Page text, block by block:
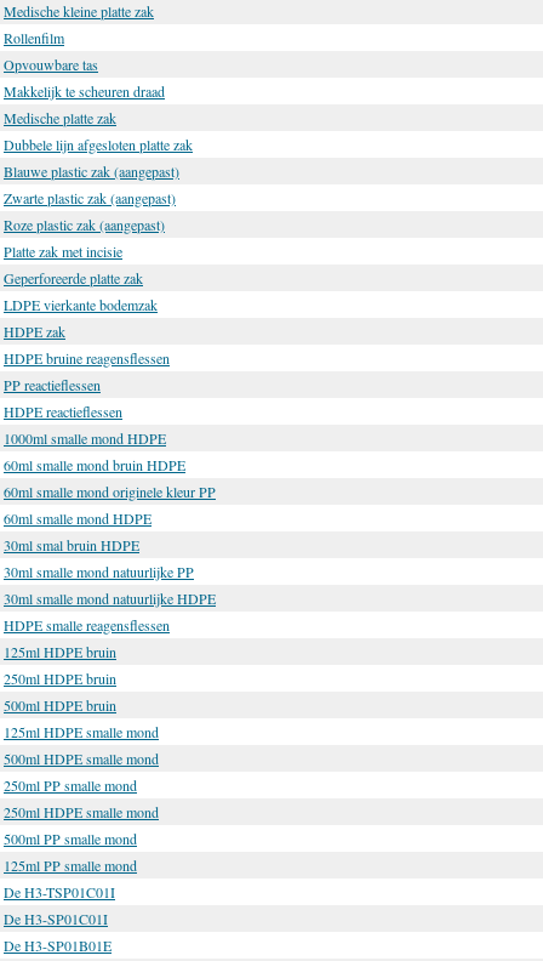
Medische kleine platte zak
Rollenfilm
Opvouwbare tas
Makkelijk te scheuren draad
Medische platte zak
Dubbele lijn afgesloten platte zak
Blauwe plastic zak (aangepast)
Zwarte plastic zak (aangepast)
Roze plastic zak (aangepast)
Platte zak met incisie
Geperforeerde platte zak
LDPE vierkante bodemzak
HDPE zak
HDPE bruine reagensflessen
PP reactieflessen
HDPE reactieflessen
1000ml smalle mond HDPE
60ml smalle mond bruin HDPE
60ml smalle mond originele kleur PP
60ml smalle mond HDPE
30ml smal bruin HDPE
30ml smalle mond natuurlijke PP
30ml smalle mond natuurlijke HDPE
HDPE smalle reagensflessen
125ml HDPE bruin
250ml HDPE bruin
500ml HDPE bruin
125ml HDPE smalle mond
500ml HDPE smalle mond
250ml PP smalle mond
250ml HDPE smalle mond
500ml PP smalle mond
125ml PP smalle mond
De H3-TSP01C01I
De H3-SP01C01I
De H3-SP01B01E